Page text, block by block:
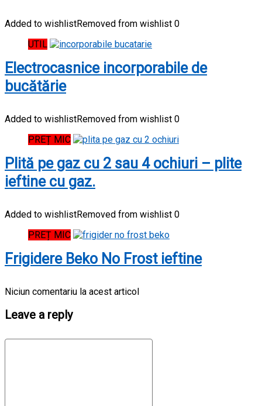
Added to wishlistRemoved from wishlist 0
UTIL
Electrocasnice incorporabile de
bucătărie
Added to wishlistRemoved from wishlist 0
PREȚ MIC
Plită pe gaz cu 2 sau 4 ochiuri – plite
ieftine cu gaz.
Added to wishlistRemoved from wishlist 0
PREȚ MIC
Frigidere Beko No Frost ieftine
Niciun comentariu la acest articol
Leave a reply